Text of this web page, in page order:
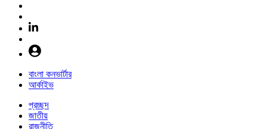
বাংলা কনভার্টার
আর্কাইভ
প্রচ্ছদ
জাতীয়
রাজনীতি